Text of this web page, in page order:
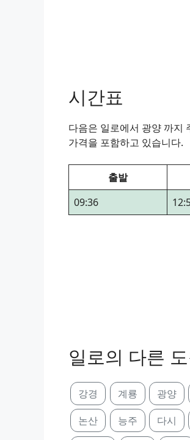
시간표
다음은 일로에서 광양 까지
가격을 포함하고 있습니다.
출발
09:36
일로의 다른
강경 계룡 광양
논산 능주 다시